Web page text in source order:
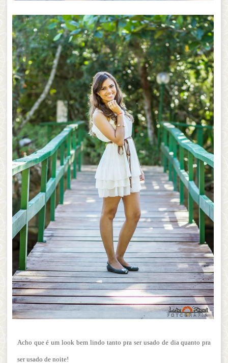
Acho que é um look bem lindo tanto pra ser usado de dia quanto pra
ser usado de noite!